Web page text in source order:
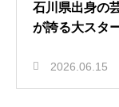
石川県出身の
が誇る大スタ
2026.06.15